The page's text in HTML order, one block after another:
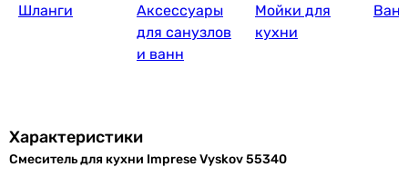
5 520грн
Шланги
Аксессуары
для санузлов
и ванн
Мойки для
кухни
Характеристики
Смеситель для кухни Imprese Vyskov 55340